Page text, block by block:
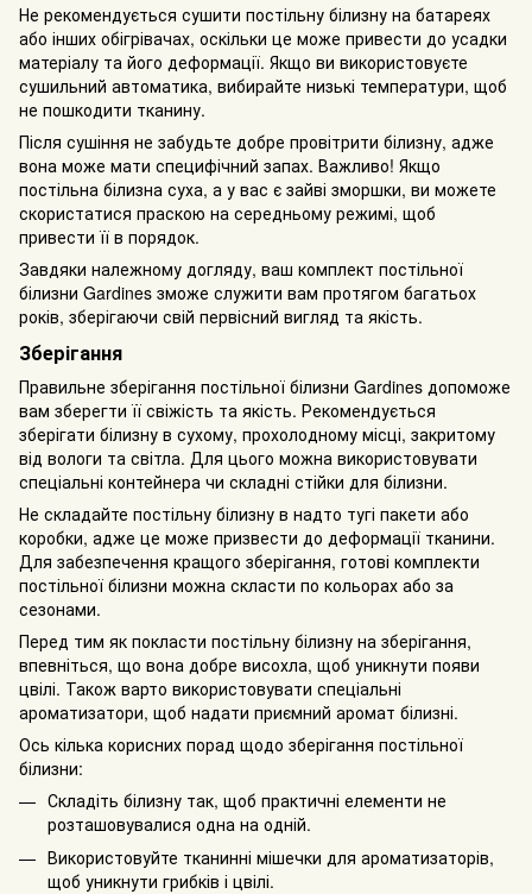
Не рекомендується сушити постільну білизну на батареях
або інших обігрівачах, оскільки це може привести до усадки
матеріалу та його деформації. Якщо ви використовуєте
сушильний автоматика, вибирайте низькі температури, щоб
не пошкодити тканину.
Після сушіння не забудьте добре провітрити білизну, адже
вона може мати специфічний запах. Важливо! Якщо
постільна білизна суха, а у вас є зайві зморшки, ви можете
скористатися праскою на середньому режимі, щоб
привести її в порядок.
Завдяки належному догляду, ваш комплект постільної
білизни Gardines зможе служити вам протягом багатьох
років, зберігаючи свій первісний вигляд та якість.
Зберігання
Правильне зберігання постільної білизни Gardines допоможе
вам зберегти її свіжість та якість. Рекомендується
зберігати білизну в сухому, прохолодному місці, закритому
від вологи та світла. Для цього можна використовувати
спеціальні контейнера чи складні стійки для білизни.
Не складайте постільну білизну в надто тугі пакети або
коробки, адже це може призвести до деформації тканини.
Для забезпечення кращого зберігання, готові комплекти
постільної білизни можна скласти по кольорах або за
сезонами.
Перед тим як покласти постільну білизну на зберігання,
впевніться, що вона добре висохла, щоб уникнути появи
цвілі. Також варто використовувати спеціальні
ароматизатори, щоб надати приємний аромат білизні.
Ось кілька корисних порад щодо зберігання постільної
білизни:
Складіть білизну так, щоб практичні елементи не
розташовувалися одна на одній.
Використовуйте тканинні мішечки для ароматизаторів,
щоб уникнути грибків і цвілі.